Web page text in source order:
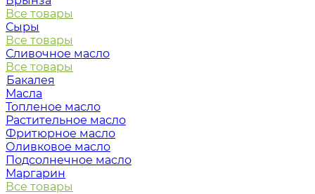
Все товары
Сыры
Все товары
Сливочное масло
Все товары
Бакалея
Масла
Топленое масло
Растительное масло
Фритюрное масло
Оливковое масло
Подсолнечное масло
Маргарин
Все товары